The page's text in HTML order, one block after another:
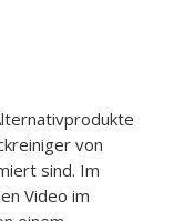
von
sind. Im
Video im